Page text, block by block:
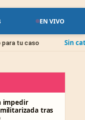
EN VIVO
Sin categoría Juicio de
impedir
tras